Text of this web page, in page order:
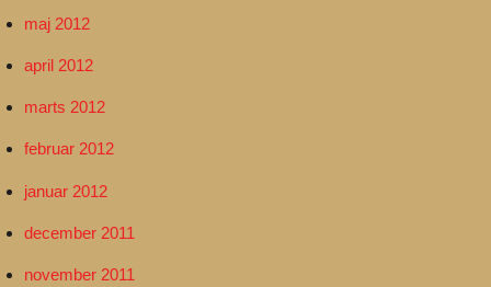
maj 2012
april 2012
marts 2012
februar 2012
januar 2012
december 2011
november 2011